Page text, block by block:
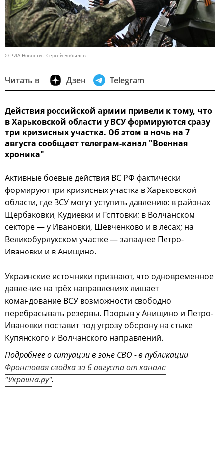
© РИА Новости . Сергей Бобылев
Читать в Дзен Telegram
Действия российской армии привели к тому, что
в Харьковской области у ВСУ формируются сразу
три кризисных участка. Об этом в ночь на 7
августа сообщает телеграм-канал "Военная
хроника"
Активные боевые действия ВС РФ фактически
формируют три кризисных участка в Харьковской
области, где ВСУ могут уступить давлению: в районах
Щербаковки, Кудиевки и Гоптовки; в Волчанском
секторе — у Ивановки, Шевченково и в лесах; на
Великобурлукском участке — западнее Петро-
Ивановки и в Анищино.
Украинские источники признают, что одновременное
давление на трёх направлениях лишает
командование ВСУ возможности свободно
перебрасывать резервы. Прорыв у Анищино и Петро-
Ивановки поставит под угрозу оборону на стыке
Купянского и Волчанского направлений.
Подробнее о ситуации в зоне СВО - в публикации
Фронтовая сводка за 6 августа от канала
"Украина.ру".